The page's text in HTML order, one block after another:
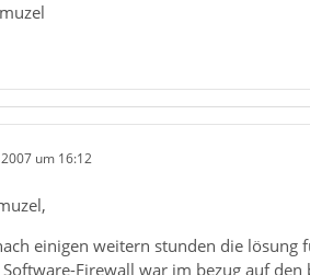
um 16:12
einigen weitern stunden die lösung
Firewall war im bezug auf